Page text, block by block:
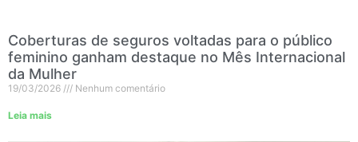
Coberturas de seguros voltadas para o público
feminino ganham destaque no Mês Internacional
da Mulher
19/03/2026 Nenhum comentário
Leia mais